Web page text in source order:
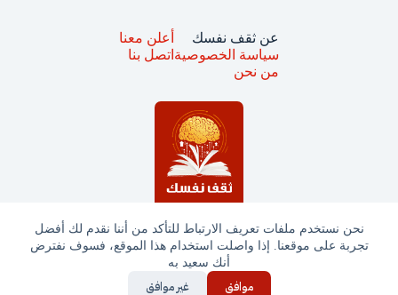
نحن نستخدم ملفات تعريف الارتباط للتأكد من أننا نقدم لك أفضل
تجربة على موقعنا. إذا واصلت استخدام هذا الموقع، فسوف نفترض
أنك سعيد به
موافق غير موافق
جميع الحقوق محفوظة © ثقف نفسك 2025
عن ثقف نفسك
سياسة الخصوصية
من نحن
أعلن معنا
اتصل بنا